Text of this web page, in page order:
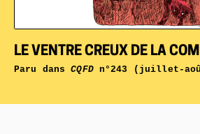
LE VENTRE CREUX DE LA
Paru dansCQFDn°243 (juillet-